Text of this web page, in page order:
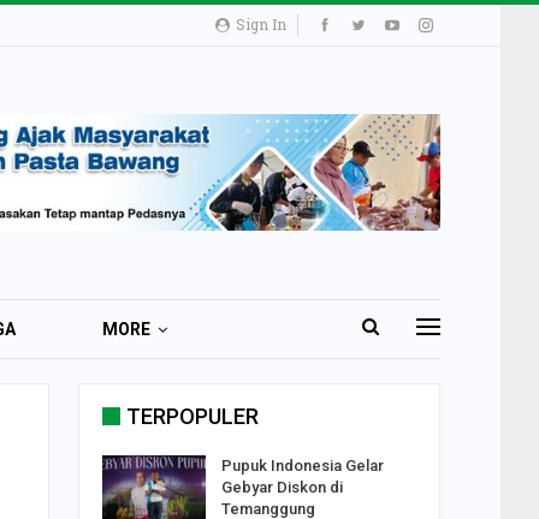
Sign In
MORE
TERPOPULER
Pupuk Indonesia Gelar
Gebyar Diskon di
Temanggung